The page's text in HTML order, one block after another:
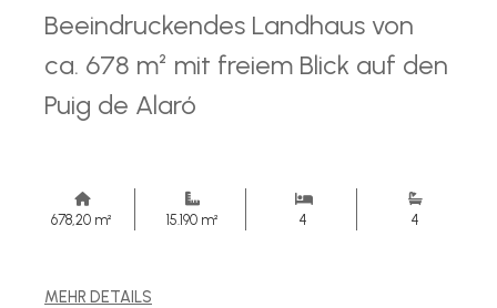
Beeindruckendes Landhaus von
ca. 678 m² mit freiem Blick auf den
Puig de Alaró
678,20 m² 15.190 m² 4 4
MEHR DETAILS